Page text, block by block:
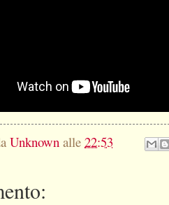
Unknown alle 22:53